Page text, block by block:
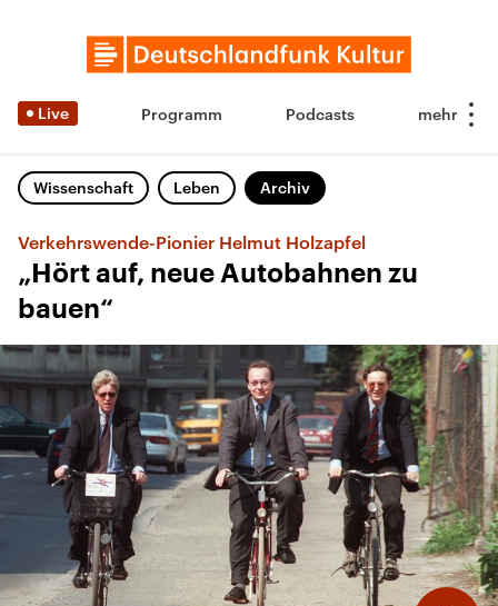
Live Programm Podcasts
Wissenschaft Leben Archiv
Verkehrswende-Pionier Helmut Holzapfel
„Hört auf, neue Autobahnen zu
bauen“